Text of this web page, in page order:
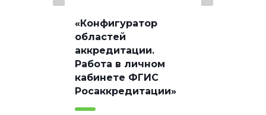
«Конфигуратор
областей
аккредитации.
Работа в личном
кабинете ФГИС
Росаккредитации»